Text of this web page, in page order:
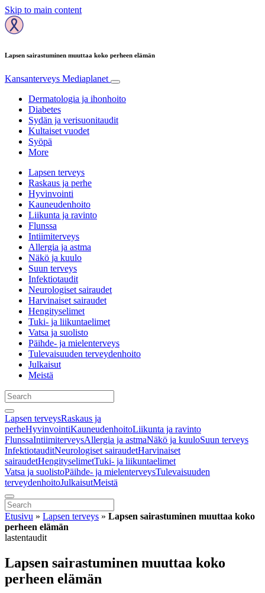
Skip to main content
Lapsen sairastuminen muuttaa koko perheen elämän
Kansanterveys Mediaplanet
Dermatologia ja ihonhoito
Diabetes
Sydän ja verisuonitaudit
Kultaiset vuodet
Syöpä
More
Lapsen terveys
Raskaus ja perhe
Hyvinvointi
Kauneudenhoito
Liikunta ja ravinto
Flunssa
Intiimiterveys
Allergia ja astma
Näkö ja kuulo
Suun terveys
Infektiotaudit
Neurologiset sairaudet
Harvinaiset sairaudet
Hengityselimet
Tuki- ja liikuntaelimet
Vatsa ja suolisto
Päihde- ja mielenterveys
Tulevaisuuden terveydenhoito
Julkaisut
Meistä
Lapsen terveysRaskaus ja
perheHyvinvointiKauneudenhoitoLiikunta ja ravinto
FlunssaIntiimiterveysAllergia ja astmaNäkö ja kuuloSuun terveys
InfektiotauditNeurologiset sairaudetHarvinaiset
sairaudetHengityselimetTuki- ja liikuntaelimet
Vatsa ja suolistoPäihde- ja mielenterveysTulevaisuuden
terveydenhoitoJulkaisutMeistä
Etusivu » Lapsen terveys » Lapsen sairastuminen muuttaa koko
perheen elämän
lastentaudit
Lapsen sairastuminen muuttaa koko
perheen elämän